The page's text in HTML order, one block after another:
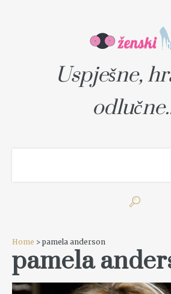
Uspješne,
Home > pamela anderson
pamela